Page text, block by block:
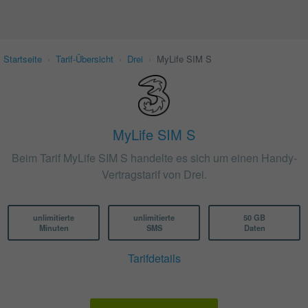
Startseite Tarif-Übersicht Drei MyLife SIM S
MyLife SIM S
Beim Tarif MyLife SIM S handelte es sich um einen Handy-
Vertragstarif von Drei.
unlimitierte
Minuten
unlimitierte
SMS
50 GB
Daten
Tarifdetails